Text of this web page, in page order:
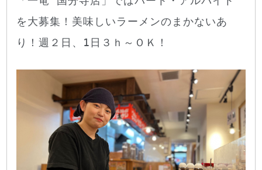
を大募集！美味しいラーメンのまかないあ
り！週２日、1日３ｈ～ＯＫ！